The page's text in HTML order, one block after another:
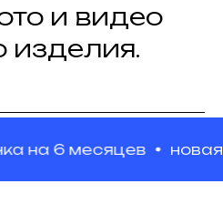
и видео
изделия.
на 6 месяцев новая